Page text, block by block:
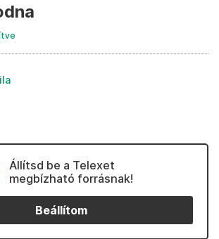
Állítsd be a Telexet
megbízható forrásnak!
Beállítom